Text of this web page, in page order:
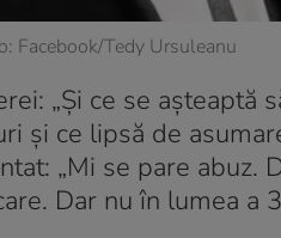
Facebook/Tedy Ursuleanu
„Și ce se așteaptă
și ce lipsă de
„Mi se pare abuz.
Dar nu în lumea a